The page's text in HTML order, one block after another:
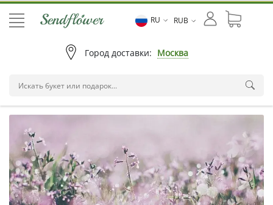
RU RUB
Город доставки: Москва